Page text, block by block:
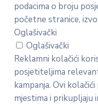
podacima o broju
početne stranice,
Oglašivački
Oglašivački
Reklamni kolačići
posjetiteljima
kampanja. Ovi
mjestima i prikupljaju